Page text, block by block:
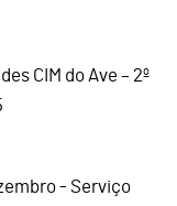
CIM do Ave – 2º
- Serviço